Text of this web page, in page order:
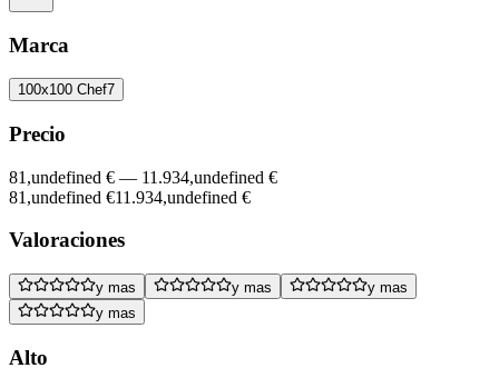
Marca
100x100 Chef7
Precio
81,undefined € — 11.934,undefined €
81,undefined €11.934,undefined €
Valoraciones
y mas y mas
y mas
y mas
Alto